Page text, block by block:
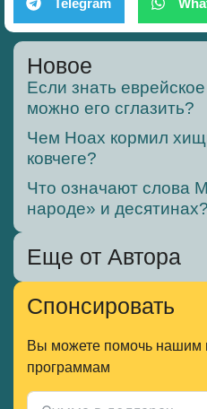
Новое
Если знать
можно его сглазить?
Чем Ноах кормил
ковчеге?
Что означают слова
народе» и десятинах?
Еще от Автора
Спонсировать
Вы можете помочь нашим
программам